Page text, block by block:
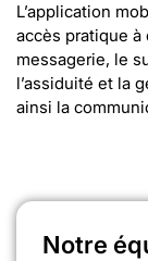
L’application
accès pratique
messagerie, le
l’assiduité et la
ainsi la
Notre